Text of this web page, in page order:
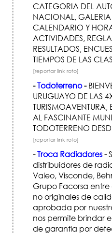
CATEGORIA DEL
NACIONAL, GALERIA
CALENDARIO Y
ACTIVIDADES,
RESULTADOS,
TIEMPOS DE LAS
[reportar link roto]
-Todoterreno-
URUGUAYO DE LAS
TURISMOAVENTURA,
AL FASCINANTE
TODOTERRENO
[reportar link roto]
-Troca Radiadores-
distribuidores de
Valeo, Visconde,
Grupo Facorsa
no originales de
aprobada por
nos permite brindar
de garantía por